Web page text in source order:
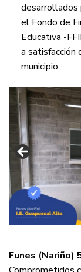
desarrollados
el Fondo de
Educativa -
a satisfacción
municipio.
Funes (Nariño)